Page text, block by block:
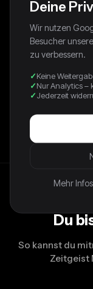
1992 Levis
Du
So kannst du
Zeitgeist
Deine
Wir nutzen
Besucher
zu verbessern.
Keine
Nur Analytics –
Jederzeit
Mehr